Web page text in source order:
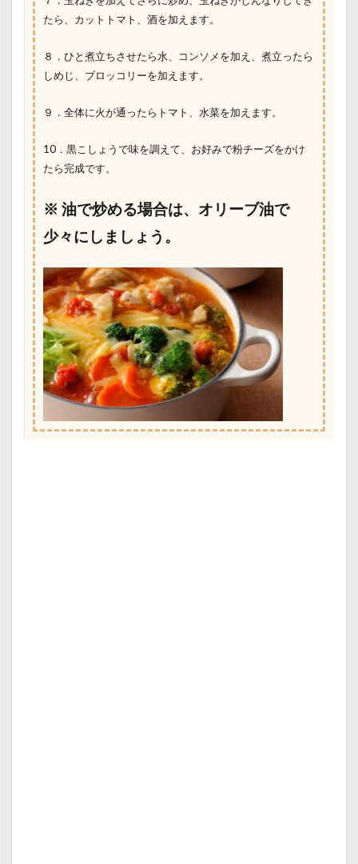
たら、カットトマト、酒を加えます。
８．ひと煮立ちさせたら水、コンソメを加え、煮立ったら
しめじ、ブロッコリーを加えます。
９．全体に火が通ったらトマト、水菜を加えます。
10．黒こしょうで味を調えて、お好みで粉チーズをかけ
たら完成です。
※ 油で炒める場合は、オリーブ油で
少々にしましょう。